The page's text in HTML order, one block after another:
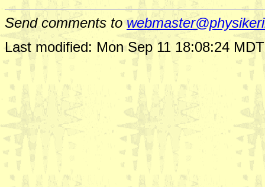
Send comments to
Last modified: Mon Sep 11 18:08:24